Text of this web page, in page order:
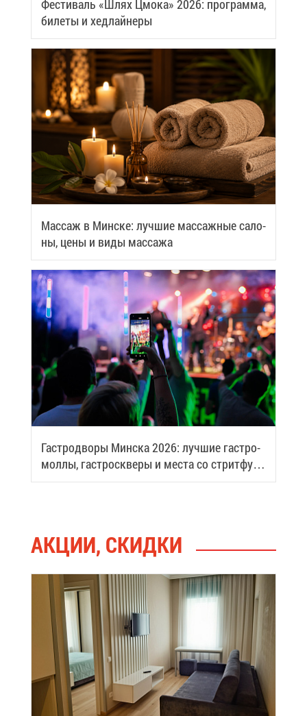
Фе­сти­валь «Шлях Цмо­ка» 2026: про­грам­ма,
би­ле­ты и хед­лай­не­ры
Мас­саж в Мин­ске: луч­шие мас­саж­ные са­ло­
ны, це­ны и ви­ды мас­са­жа
Га­стро­дво­ры Мин­ска 2026: луч­шие га­стро­
мол­лы, га­стро­скве­ры и ме­ста со стрит­фу­
дом
АК­ЦИИ, СКИД­КИ